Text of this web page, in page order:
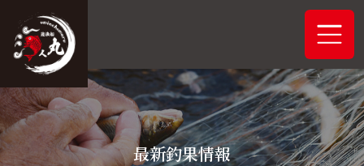
ホーム
システムご案内 最新釣果情報